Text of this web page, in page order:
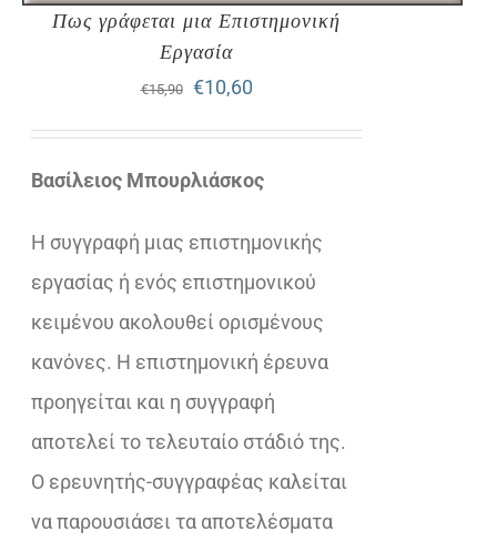
Πως γράφεται μια Επιστημονική
Εργασία
€15,90
Original
price
was:
€10,60Η
τρέχουσα
€10,60.
Βασίλειος Μπουρλιάσκος
Η συγγραφή µιας επιστηµονικής
εργασίας ή ενός επιστηµονικού
κειµένου ακολουθεί ορισµένους
κανόνες. Η επιστηµονική έρευνα
προηγείται και η συγγραφή
αποτελεί το τελευταίο στάδιό της.
Ο ερευνητής-συγγραφέας καλείται
να παρουσιάσει τα αποτελέσµατα